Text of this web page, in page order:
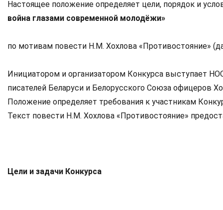
Настоящее положение определяет цели, порядок и
война глазами современной молодёжи»
по мотивам повести Н.М. Хохлова «Противостояние»
Инициатором и организатором Конкурса выступает
писателей Беларуси и Белорусского Союза офицеров
Положение определяет требования к участникам
Текст повести Н.М. Хохлова «Противостояние»
Цели и задачи Конкурса